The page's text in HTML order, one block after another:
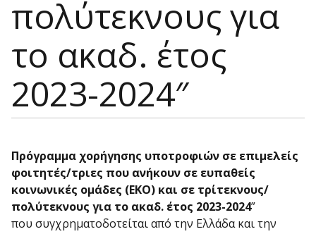
πολύτεκνους για
το ακαδ. έτος
2023-2024″
Πρόγραμμα χορήγησης υποτροφιών σε επιμελείς
φοιτητές/τριες που ανήκουν σε ευπαθείς
κοινωνικές ομάδες (ΕΚΟ) και σε τρίτεκνους/
πολύτεκνους για το ακαδ. έτος 2023-2024”
που συγχρηματοδοτείται από την Ελλάδα και την